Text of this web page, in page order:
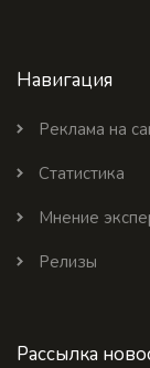
Навигация
Реклама на
Статистика
Мнение
Релизы
Рассылка